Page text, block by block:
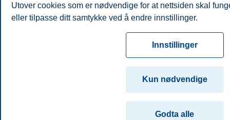
Utover cookies som er nødvendige for at nettsiden skal
eller tilpasse ditt samtykke ved å endre innstillinger.
Les mer om våre informasjonskapsler, hvilke opplysninger
innstillinger for informasjonskapsler. Du kan når som helst
samtykke i innstillingene ved å klikke på «Cookies»
cookie-erklæring
Innstillinger
Kun nødvendige
Godta alle